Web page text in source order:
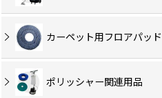
カーペット用フロアパッド
ポリッシャー関連用品